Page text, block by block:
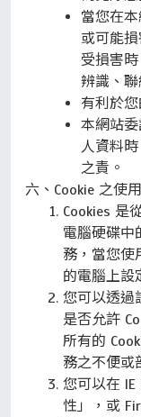
當您在
或可能
受損害
辨識、
有利於您
本網站
人資料
之責。
Cookie 之使用
Cookies 是
電腦硬碟中
務，當您使
的電腦上設
您可以透過
是否允許
所有的
務之不便或
您可以在
性」，或